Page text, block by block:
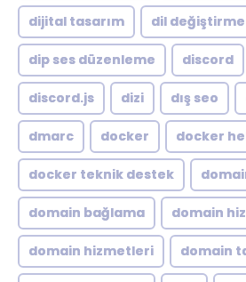
dijital tasarım dil değiştirme
dip ses düzenleme discord
discord.js dizi dış seo
dmarc docker docker
docker teknik destek
domain bağlama domain
domain hizmetleri domain